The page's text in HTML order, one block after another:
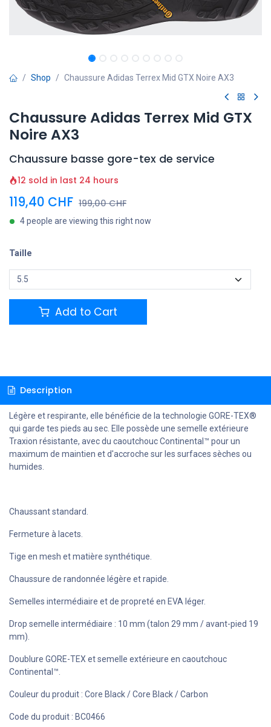
Shop Chaussure Adidas Terrex Mid GTX Noire AX3
Chaussure Adidas Terrex Mid GTX
Noire AX3
Chaussure basse gore-tex de service
12 sold in last 24 hours
119,40 CHF 199,00CHF
4 people are viewing this right now
Taille
Add to Cart
Description
Légère et respirante, elle bénéficie de la technologie GORE-TEX®
qui garde tes pieds au sec. Elle possède une semelle extérieure
Traxion résistante, avec du caoutchouc Continental™ pour un
maximum de maintien et d'accroche sur les surfaces sèches ou
humides.
Chaussant standard.
Fermeture à lacets.
Tige en mesh et matière synthétique.
Chaussure de randonnée légère et rapide.
Semelles intermédiaire et de propreté en EVA léger.
Drop semelle intermédiaire : 10 mm (talon 29 mm / avant-pied 19
mm).
Doublure GORE-TEX et semelle extérieure en caoutchouc
Continental™.
Couleur du produit : Core Black / Core Black / Carbon
Code du produit : BC0466